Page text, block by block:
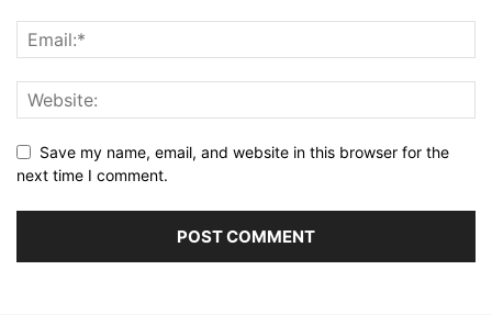
Save my name, email, and website in this browser for the
next time I comment.